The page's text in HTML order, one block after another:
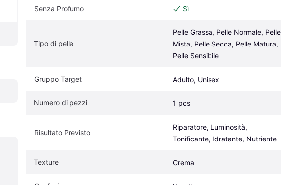
Senza Profumo Sì
Tipo di pelle
Pelle Grassa, Pelle Normale, Pelle
Mista, Pelle Secca, Pelle Matura,
Pelle Sensibile
Gruppo Target Adulto, Unisex
Numero di pezzi 1 pcs
Risultato Previsto
Riparatore, Luminosità,
Tonificante, Idratante, Nutriente
Texture Crema